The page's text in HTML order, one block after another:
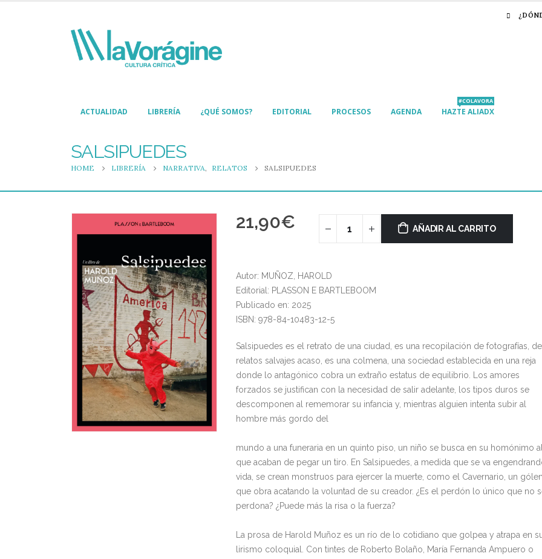
ACTUALIDAD LIBRERÍA ¿QUÉ SOMOS? EDITORIAL PROCESOS AGENDA HAZTE ALIADX
#COLAVORA
SALSIPUEDES
HOME LIBRERÍA NARRATIVA, RELATOS SALSIPUEDES
21,90€ AÑADIR AL CARRITO
Autor: MUÑOZ, HAROLD
Editorial: PLASSON E BARTLEBOOM
Publicado en: 2025
ISBN: 978-84-10483-12-5
Salsipuedes es el retrato de una ciudad, es una recopilación de fotografías, de
relatos salvajes acaso, es una colmena, una sociedad establecida en una reja
donde lo antagónico cobra un extraño estatus de equilibrio. Los amores
forzados se justifican con la necesidad de salir adelante, los tipos duros se
descomponen al rememorar su infancia y, mientras alguien intenta subir al
hombre más gordo del
mundo a una funeraria en un quinto piso, un niño se busca en su homónimo
que acaban de pegar un tiro. En Salsipuedes, a medida que se va
vida, se crean monstruos para ejercer la muerte, como el Cavernario, un
que obra acatando la voluntad de su creador. ¿Es el perdón lo único que no
perdona? ¿Puede más la risa o la fuerza?
La prosa de Harold Muñoz es un río de lo cotidiano que golpea y atrapa en
lirismo coloquial. Con tintes de Roberto Bolaño, María Fernanda Ampuero o